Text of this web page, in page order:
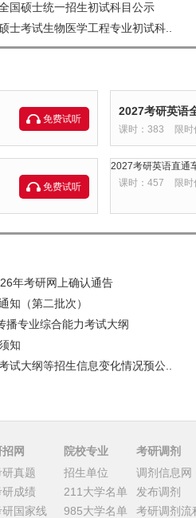
国硕士统一招生初试科目公示
士考试生物医学工程专业初试科..
免费试听
2027考研英语
课时：383 限
免费试听
2027考研英语直通
课时：457
限
年考研网上确认通告
知（第二批次）
播专业综合能力考试大纲
知
试大纲等招生信息变化情况预公..
网
研真题
研成绩
研国家线
院校专业
招生单位
211大学名单
985大学名单
考研调剂
调剂信息网
发布调剂
考研调剂流